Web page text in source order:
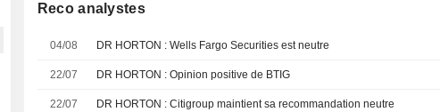
Reco analystes
04/08 DR HORTON : Wells Fargo Securities est neutre
22/07 DR HORTON : Opinion positive de BTIG
22/07 DR HORTON : Citigroup maintient sa recommandation neutre